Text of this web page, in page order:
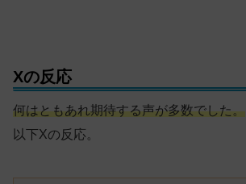
Xの反応
何はともあれ期待する声が多数でした。
以下Xの反応。